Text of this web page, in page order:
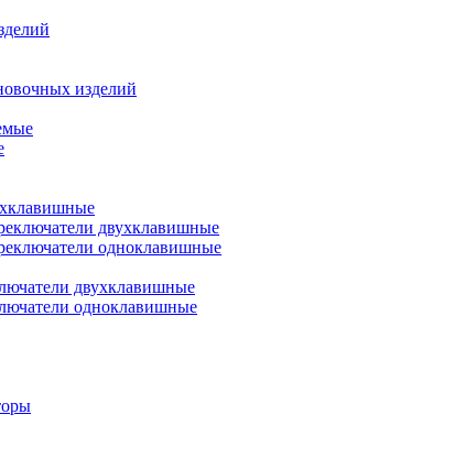
изделий
двухклавишные
одноклавишные
двухклавишные
одноклавишные